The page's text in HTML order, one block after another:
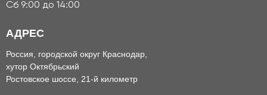
Сб 9:00 до 14:00
АДРЕС
Россия, городской округ Краснодар,
хутор Октябрьский
Ростовское шоссе, 21-й километр